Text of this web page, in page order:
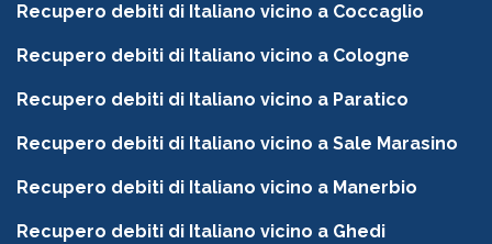
Recupero debiti di Italiano vicino a Coccaglio
Recupero debiti di Italiano vicino a Cologne
Recupero debiti di Italiano vicino a Paratico
Recupero debiti di Italiano vicino a Sale Marasino
Recupero debiti di Italiano vicino a Manerbio
Recupero debiti di Italiano vicino a Ghedi